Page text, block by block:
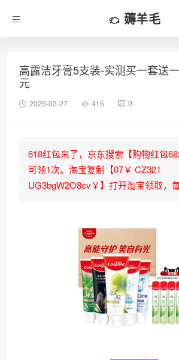
薅羊毛
高露洁牙膏5支装-实测买一套送
元
2025-02-27 416 0
618红包来了，京东搜索【购物红包
可领1次。淘宝复制【07￥ CZ321
UG3bgW2O8cv￥】打开淘宝领取，